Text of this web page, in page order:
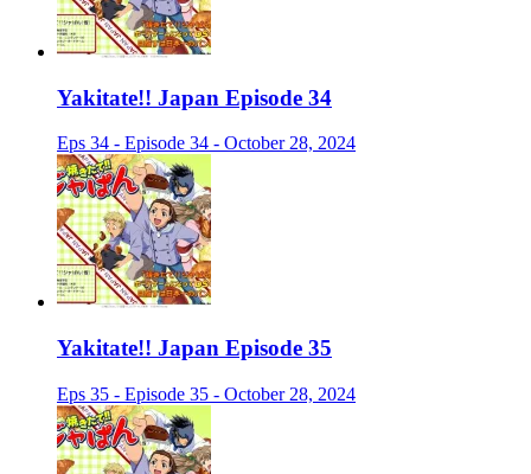
Yakitate!! Japan Episode 34
Eps 34 - Episode 34 - October 28, 2024
Yakitate!! Japan Episode 35
Eps 35 - Episode 35 - October 28, 2024